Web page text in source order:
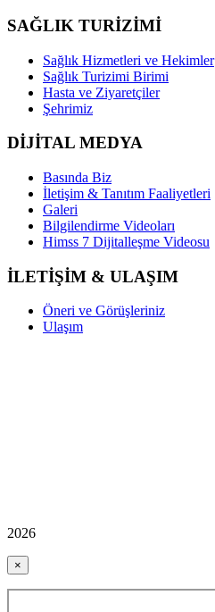
SAĞLIK TURİZİMİ
Sağlık Hizmetleri ve Hekimler
Sağlık Turizimi Birimi
Hasta ve Ziyaretçiler
Şehrimiz
DİJİTAL MEDYA
Basında Biz
İletişim & Tanıtım Faaliyetleri
Galeri
Bilgilendirme Videoları
Himss 7 Dijitalleşme Videosu
İLETİŞİM & ULAŞIM
Öneri ve Görüşleriniz
Ulaşım
2026
×